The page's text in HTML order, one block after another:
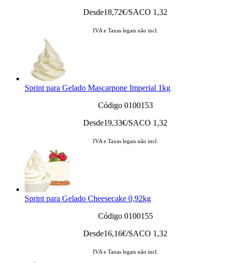
Desde18,72€/SACO 1,32
IVA e Taxas legais não incl.
Sprint para Gelado Mascarpone Imperial 1kg
Código 0100153
Desde19,33€/SACO 1,32
IVA e Taxas legais não incl.
Sprint para Gelado Cheesecake 0,92kg
Código 0100155
Desde16,16€/SACO 1,32
IVA e Taxas legais não incl.